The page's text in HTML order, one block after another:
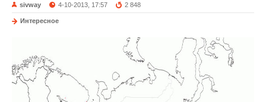
sivway 4-10-2013, 17:57 2 848
Интересное